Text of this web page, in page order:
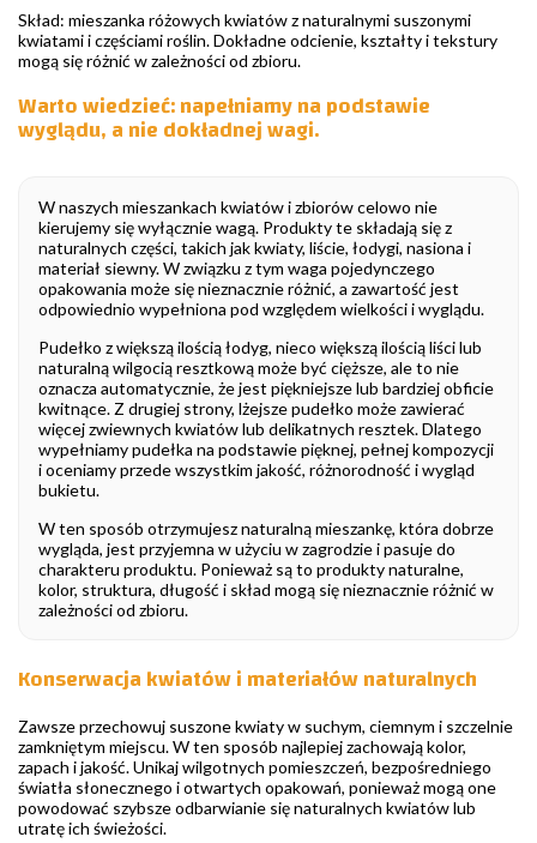
Skład: mieszanka różowych kwiatów z naturalnymi suszonymi
kwiatami i częściami roślin. Dokładne odcienie, kształty i tekstury
mogą się różnić w zależności od zbioru.
Warto wiedzieć: napełniamy na podstawie
wyglądu, a nie dokładnej wagi.
W naszych mieszankach kwiatów i zbiorów celowo nie
kierujemy się wyłącznie wagą. Produkty te składają się z
naturalnych części, takich jak kwiaty, liście, łodygi, nasiona i
materiał siewny. W związku z tym waga pojedynczego
opakowania może się nieznacznie różnić, a zawartość jest
odpowiednio wypełniona pod względem wielkości i wyglądu.
Pudełko z większą ilością łodyg, nieco większą ilością liści lub
naturalną wilgocią resztkową może być cięższe, ale to nie
oznacza automatycznie, że jest piękniejsze lub bardziej obficie
kwitnące. Z drugiej strony, lżejsze pudełko może zawierać
więcej zwiewnych kwiatów lub delikatnych resztek. Dlatego
wypełniamy pudełka na podstawie pięknej, pełnej kompozycji
i oceniamy przede wszystkim jakość, różnorodność i wygląd
bukietu.
W ten sposób otrzymujesz naturalną mieszankę, która dobrze
wygląda, jest przyjemna w użyciu w zagrodzie i pasuje do
charakteru produktu. Ponieważ są to produkty naturalne,
kolor, struktura, długość i skład mogą się nieznacznie różnić w
zależności od zbioru.
Konserwacja kwiatów i materiałów naturalnych
Zawsze przechowuj suszone kwiaty w suchym, ciemnym i szczelnie
zamkniętym miejscu. W ten sposób najlepiej zachowają kolor,
zapach i jakość. Unikaj wilgotnych pomieszczeń, bezpośredniego
światła słonecznego i otwartych opakowań, ponieważ mogą one
powodować szybsze odbarwianie się naturalnych kwiatów lub
utratę ich świeżości.